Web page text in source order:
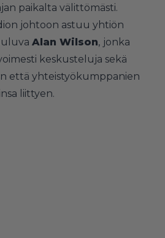
paikalta välittömästi.
johtoon astuu yhtiön
Alan Wilson, jonka
keskusteluja sekä
että yhteistyökumppanien
liittyen.